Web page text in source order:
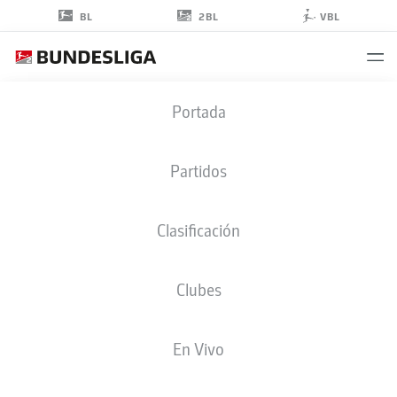
BL 2BL VBL
Portada
Partidos
Clasificación
Clubes
En Vivo